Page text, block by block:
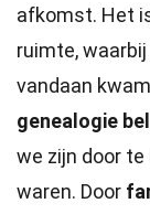
afkomst. Het
ruimte,
vandaan
genealogie
we zijn door te
waren. Door